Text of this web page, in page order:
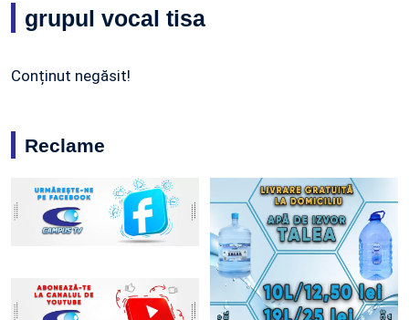
grupul vocal tisa
Conținut negăsit!
Reclame